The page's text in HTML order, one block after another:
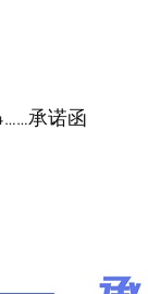
承诺函